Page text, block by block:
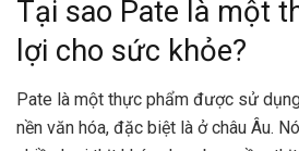
Tại sao Pate là một
lợi cho sức khỏe?
Pate là một thực phẩm được sử
nền văn hóa, đặc biệt là ở châu Âu.